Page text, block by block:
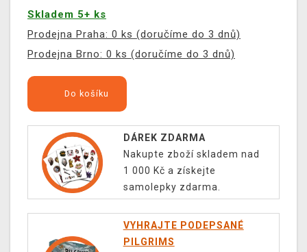
Skladem 5+ ks
Prodejna Praha: 0 ks (doručíme do 3 dnů)
Prodejna Brno: 0 ks (doručíme do 3 dnů)
Do košíku
DÁREK ZDARMA
Nakupte zboží skladem nad
1 000 Kč a získejte
samolepky zdarma.
VYHRAJTE PODEPSANÉ
PILGRIMS